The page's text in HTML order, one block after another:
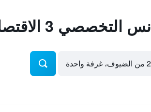
3 الاقتصادية
2 من الضيوف، غرفة واحدة